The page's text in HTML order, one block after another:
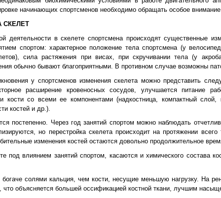
начинающих спортсменов необходимо обращать особое
СКЕЛЕТ
деятельности в скелете спортсмена происходят существенные
спортом: характерное положение тела спортсмена (у
сила растяжения при висах, при скручивании тела (у
обычно бывают благоприятными. В противном случае возможны
у спортсменов изменения скелета можно представить
расширение кровеносных сосудов, улучшается питание
кости со всеми ее компонентами (надкостница, компактный слой,
костей и др.).
постепенно. Через год занятий спортом можно наблюдать
но перестройка скелета происходит на протяжении
изменения костей остаются довольно продолжительное
под влиянием занятий спортом, касаются и химического состава
солями кальция, чем кости, несущие меньшую нагрузку. На
что объясняется большей оссификацией костной ткани, лучшим